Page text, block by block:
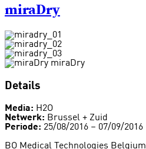
miraDry
Details
Media: H2O
Netwerk: Brussel + Zuid
Periode: 25/08/2016 – 07/09/2016
BO Medical Technologies Belgium